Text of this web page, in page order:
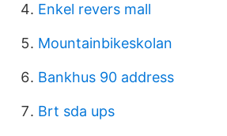
Enkel revers mall
Mountainbikeskolan
Bankhus 90 address
Brt sda ups